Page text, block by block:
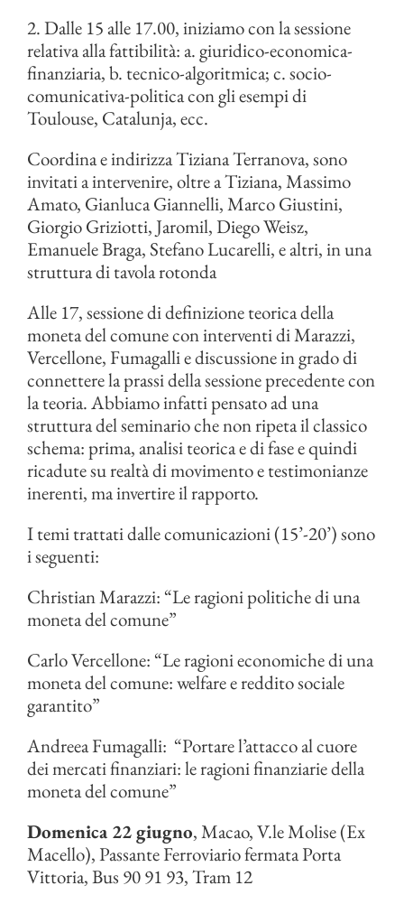
2. Dalle 15 alle 17.00, iniziamo con la sessione
relativa alla fattibilità: a. giuridico-economica-
finanziaria, b. tecnico-algoritmica; c. socio-
comunicativa-politica con gli esempi di
Toulouse, Catalunja, ecc.
Coordina e indirizza Tiziana Terranova, sono
invitati a intervenire, oltre a Tiziana, Massimo
Amato, Gianluca Giannelli, Marco Giustini,
Giorgio Griziotti, Jaromil, Diego Weisz,
Emanuele Braga, Stefano Lucarelli, e altri, in una
struttura di tavola rotonda
Alle 17, sessione di definizione teorica della
moneta del comune con interventi di Marazzi,
Vercellone, Fumagalli e discussione in grado di
connettere la prassi della sessione precedente con
la teoria. Abbiamo infatti pensato ad una
struttura del seminario che non ripeta il classico
schema: prima, analisi teorica e di fase e quindi
ricadute su realtà di movimento e testimonianze
inerenti, ma invertire il rapporto.
I temi trattati dalle comunicazioni (15’-20’) sono
i seguenti:
Christian Marazzi: “Le ragioni politiche di una
moneta del comune”
Carlo Vercellone: “Le ragioni economiche di una
moneta del comune: welfare e reddito sociale
garantito”
Andreea Fumagalli: “Portare l’attacco al cuore
dei mercati finanziari: le ragioni finanziarie della
moneta del comune”
Domenica 22 giugno, Macao, V.le Molise (Ex
Macello), Passante Ferroviario fermata Porta
Vittoria, Bus 90 91 93, Tram 12